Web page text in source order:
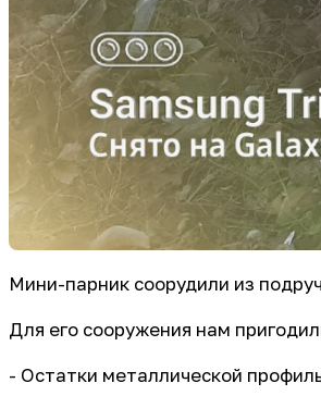
Мини-парник соорудили из
Для его сооружения нам
- Остатки металлической